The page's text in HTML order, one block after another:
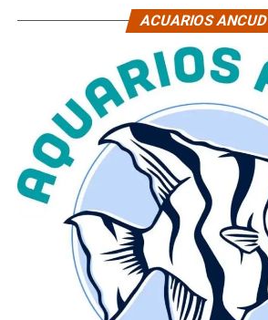
ACUARIOS ANCUD